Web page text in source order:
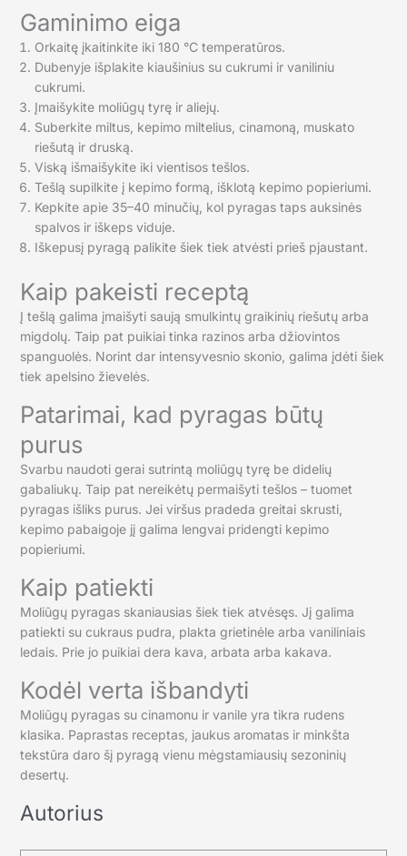
Gaminimo eiga
Orkaitę įkaitinkite iki 180 °C temperatūros.
Dubenyje išplakite kiaušinius su cukrumi ir vaniliniu
cukrumi.
Įmaišykite moliūgų tyrę ir aliejų.
Suberkite miltus, kepimo miltelius, cinamoną, muskato
riešutą ir druską.
Viską išmaišykite iki vientisos tešlos.
Tešlą supilkite į kepimo formą, išklotą kepimo popieriumi.
Kepkite apie 35–40 minučių, kol pyragas taps auksinės
spalvos ir iškeps viduje.
Iškepusį pyragą palikite šiek tiek atvėsti prieš pjaustant.
Kaip pakeisti receptą
Į tešlą galima įmaišyti saują smulkintų graikinių riešutų arba
migdolų. Taip pat puikiai tinka razinos arba džiovintos
spanguolės. Norint dar intensyvesnio skonio, galima įdėti šiek
tiek apelsino žievelės.
Patarimai, kad pyragas būtų
purus
Svarbu naudoti gerai sutrintą moliūgų tyrę be didelių
gabaliukų. Taip pat nereikėtų permaišyti tešlos – tuomet
pyragas išliks purus. Jei viršus pradeda greitai skrusti,
kepimo pabaigoje jį galima lengvai pridengti kepimo
popieriumi.
Kaip patiekti
Moliūgų pyragas skaniausias šiek tiek atvėsęs. Jį galima
patiekti su cukraus pudra, plakta grietinėle arba vaniliniais
ledais. Prie jo puikiai dera kava, arbata arba kakava.
Kodėl verta išbandyti
Moliūgų pyragas su cinamonu ir vanile yra tikra rudens
klasika. Paprastas receptas, jaukus aromatas ir minkšta
tekstūra daro šį pyragą vienu mėgstamiausių sezoninių
desertų.
Autorius